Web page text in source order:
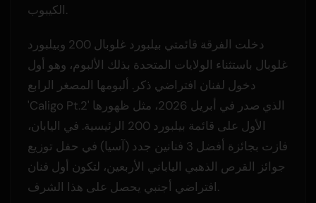
الكيبوب.
دخلت الفرقة قائمتي بيلبورد غلوبال 200 وبيلبورد
غلوبال باستثناء الولايات المتحدة بذلك الألبوم، وهو أول
دخول لفنان افتراضي ذكر. ألبومها المصغر الرابع
'Caligo Pt.2' الذي صدر في أبريل 2026، مثل ظهورها
الأول على قائمة بيلبورد 200 الرئيسية. في اليابان،
فازت بجائزة أفضل 3 فنانين جدد (آسيا) في حفل توزيع
جوائز القرص الذهبي الياباني الأربعين، لتكون أول فنان
افتراضي أجنبي يحصل على هذا الشرف.